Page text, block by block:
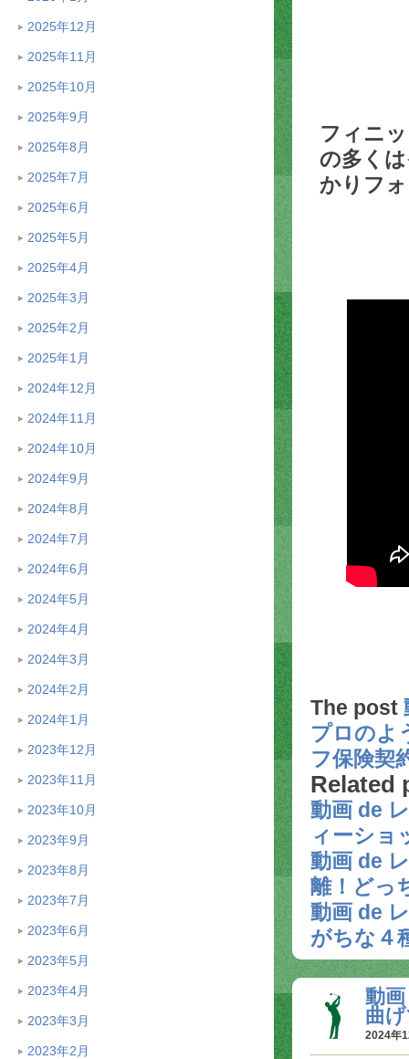
2025年12月
2025年11月
2025年10月
2025年9月
2025年8月
2025年7月
2025年6月
2025年5月
2025年4月
2025年3月
2025年2月
2025年1月
2024年12月
2024年11月
2024年10月
2024年9月
2024年8月
2024年7月
2024年6月
2024年5月
2024年4月
2024年3月
2024年2月
2024年1月
2023年12月
2023年11月
2023年10月
2023年9月
2023年8月
2023年7月
2023年6月
2023年5月
2023年4月
2023年3月
2023年2月
フィニ
の多く
かりフ
The post
プロのよ
フ保険契
Related
動画 de
ィーショ
動画 de
離！どっ
動画 de
がちな４
動
曲
2024年